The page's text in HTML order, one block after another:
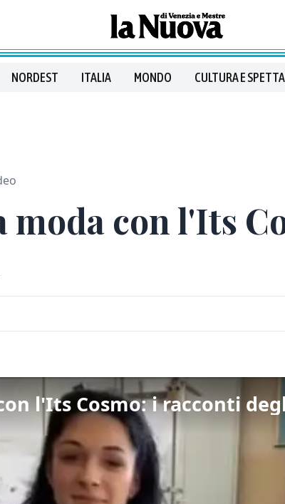
NORDEST ITALIA MONDO CULTURA E
moda con l'Its
l'Its Cosmo: i racconti